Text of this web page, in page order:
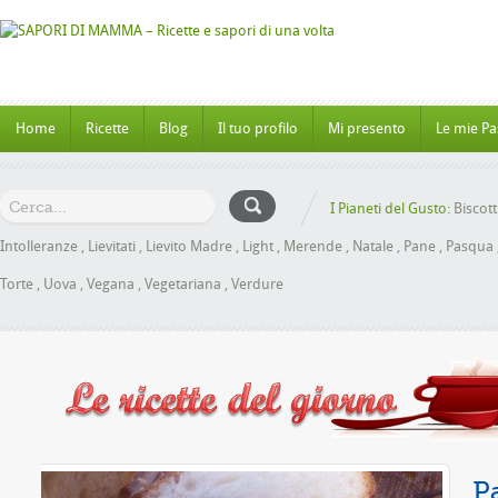
Home Ricette Blog Il tuo profilo Mi presento Le mie
I Pianeti del Gusto:
Intolleranze , Lievitati , Lievito Madre , Light , Merende , Natale , Pane , Pasqua
Torte , Uova , Vegana , Vegetariana , Verdure
senza